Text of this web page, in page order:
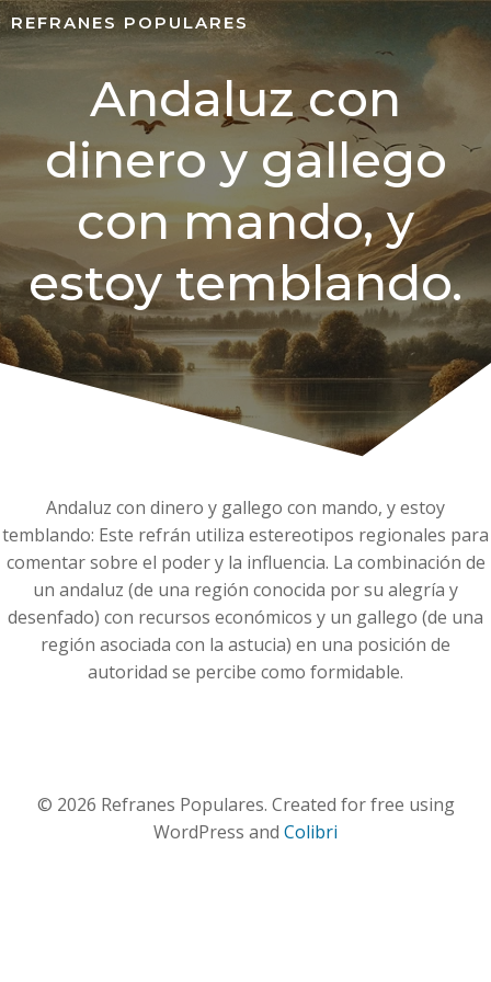
REFRANES POPULARES
Andaluz con
dinero y gallego
con mando, y
estoy temblando.
Andaluz con dinero y gallego con mando, y estoy
temblando: Este refrán utiliza estereotipos regionales para
comentar sobre el poder y la influencia. La combinación de
un andaluz (de una región conocida por su alegría y
desenfado) con recursos económicos y un gallego (de una
región asociada con la astucia) en una posición de
autoridad se percibe como formidable.
© 2026 Refranes Populares. Created for free using
WordPress and Colibri